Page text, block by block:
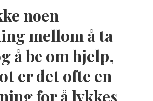
noen
mellom å ta
å be om hjelp,
er det ofte en
for å lykkes